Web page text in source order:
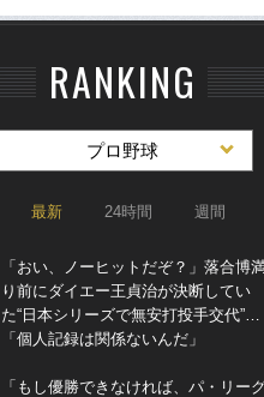
RANKING
プロ野球
最新 24時間 週間
「おい、ノーヒットだぞ？」落合博
り前にダイエー王貞治が決断してい
た“日本シリーズで無安打投手交代”…
「個人記録は関係ないんだ」
「もし優勝できなければ、パ・リー